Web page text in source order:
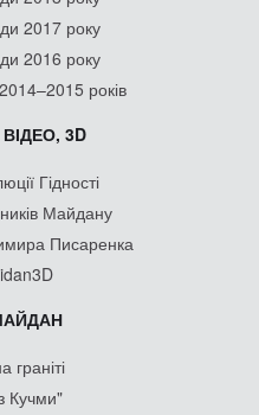
2017 року
2016 року
років
3D
Гідності
Майдану
Писаренка
граніті
Кучми"